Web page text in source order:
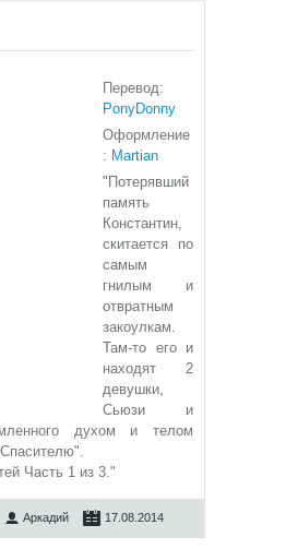
Перевод:
PonyDonny
Оформление
: Martian
"Потерявший
память
Константин,
скитается по
самым
гнилым и
отвратным
закоулкам.
Там-то его и
находят 2
девушки,
Сьюзи и
духом и телом
Часть 1 из 3."
Аркадий 17.08.2014